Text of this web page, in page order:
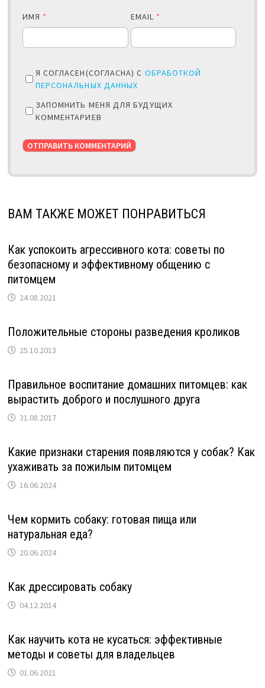
ИМЯ * EMAIL *
Я СОГЛАСЕН(СОГЛАСНА) С ОБРАБОТКОЙ
ПЕРСОНАЛЬНЫХ ДАННЫХ
ЗАПОМНИТЬ МЕНЯ ДЛЯ БУДУЩИХ
КОММЕНТАРИЕВ
ВАМ ТАКЖЕ МОЖЕТ ПОНРАВИТЬСЯ
Как успокоить агрессивного кота: советы по
безопасному и эффективному общению с
питомцем
24.08.2021
Положительные стороны разведения кроликов
25.10.2013
Правильное воспитание домашних питомцев: как
вырастить доброго и послушного друга
31.08.2017
Какие признаки старения появляются у собак? Как
ухаживать за пожилым питомцем
16.06.2024
Чем кормить собаку: готовая пища или
натуральная еда?
20.06.2024
Как дрессировать собаку
04.12.2014
Как научить кота не кусаться: эффективные
методы и советы для владельцев
01.06.2021